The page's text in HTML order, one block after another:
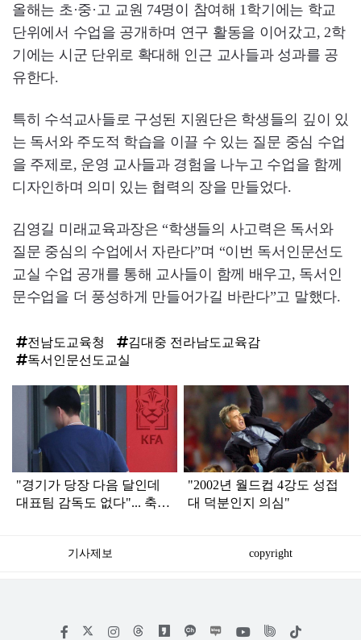
올해는 초·중·고 교원 74명이 참여해 1학기에는 학교
단위에서 수업을 공개하며 연구 활동을 이어갔고, 2학
기에는 시군 단위로 확대해 인근 교사들과 성과를 공
유한다.
특히 수석교사들로 구성된 지원단은 학생들의 깊이 있
는 독서와 주도적 학습을 이끌 수 있는 질문 중심 수업
을 주제로, 운영 교사들과 경험을 나누고 수업을 함께
디자인하며 의미 있는 협력의 장을 만들었다.
김영길 미래교육과장은 “학생들의 사고력은 독서와
질문 중심의 수업에서 자란다”며 “이번 독서인문선도
교실 수업 공개를 통해 교사들이 함께 배우고, 독서인
문수업을 더 풍성하게 만들어가길 바란다”고 말했다.
전남도교육청
김대중 전라남도교육감
독서인문선도교실
"경기가 당장 다음 달인데
대표팀 감독도 없다"... 축구
"2002년 월드컵 4강도 성접
대 덕분인지 의심"
기사제보 copyright
페
인
위
틱